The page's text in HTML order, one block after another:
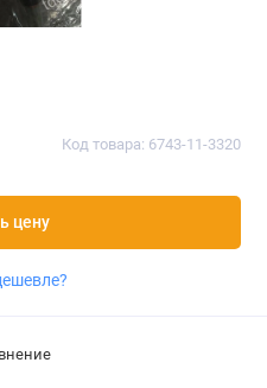
Код товара: 6743-11-3320
цену